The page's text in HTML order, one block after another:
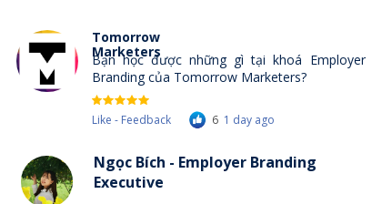
Bạn học được những gì tại khoá Employer
Branding của Tomorrow Marketers?
Tomorrow
Marketers
Like - Feedback 6 1 day ago
Ngọc Bích - Employer Branding
Executive